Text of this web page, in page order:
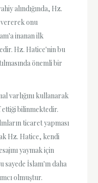
alındığında, Hz.
vererek onu
inanan ilk
Hz. Hatice'nin bu
önemli bir
varlığını kullanarak
ettiği bilinmektedir.
ticaret yapması
Hz. Hatice, kendi
yaymak için
sayede İslam'ın daha
olmuştur.